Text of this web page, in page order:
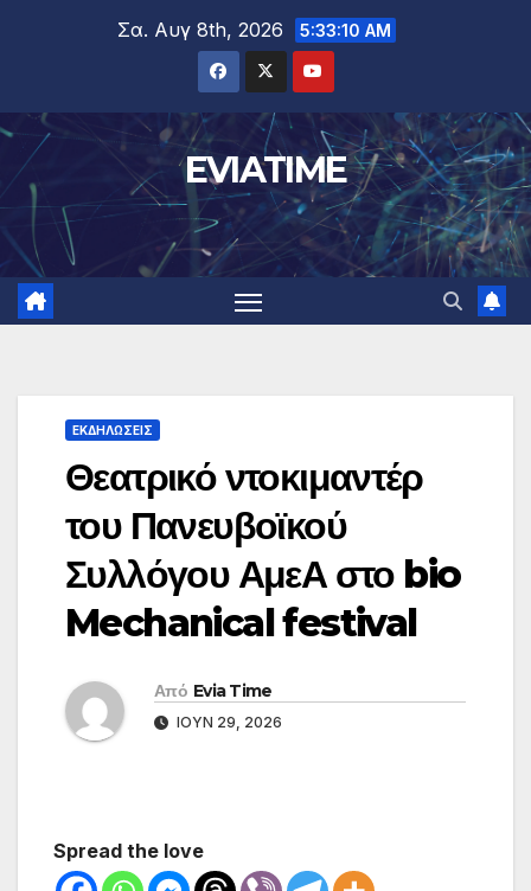
Σα. Αυγ 8th, 2026 5:33:11 AM
EVIATIME
ΕΚΔΗΛΩΣΕΙΣ
Θεατρικό ντοκιμαντέρ
του Πανευβοϊκού
Συλλόγου ΑμεΑ στο bio
Mechanical festival
Από Evia Time
ΙΟΎΝ 29, 2026
Spread the love